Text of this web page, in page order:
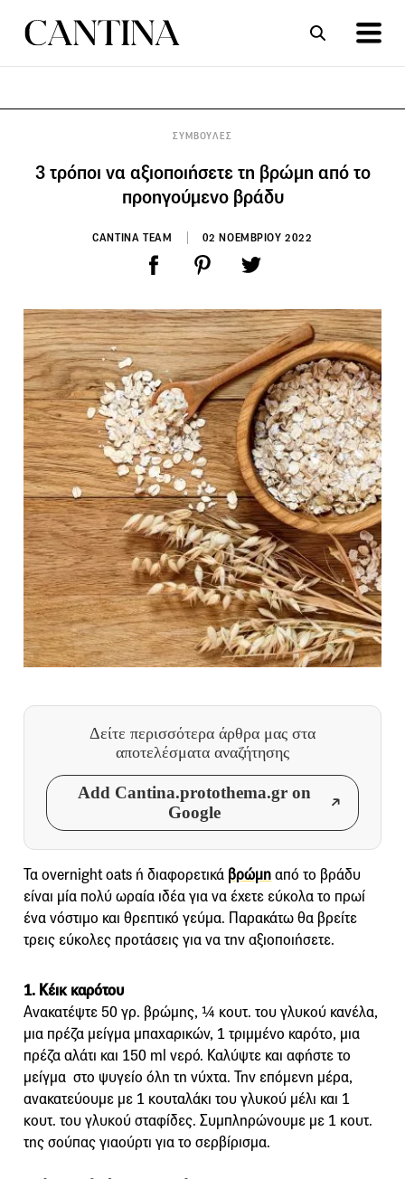
ΣΥΜΒΟΥΛΕΣ
3 τρόποι να αξιοποιήσετε τη βρώμη από το
προηγούμενο βράδυ
CANTINA TEAM 02 ΝΟΕΜΒΡΙΟΥ 2022
Δείτε περισσότερα άρθρα μας στα
αποτελέσματα αναζήτησης
Add Cantina.protothema.gr on
Google
Τα οvernight oats ή διαφορετικά βρώμηαπό το βράδυ
είναι μία πολύ ωραία ιδέα για να έχετε εύκολα το πρωί
ένα νόστιμο και θρεπτικό γεύμα. Παρακάτω θα βρείτε
τρεις εύκολες προτάσεις για να την αξιοποιήσετε.
1. Κέικ καρότου
Ανακατέψτε 50 γρ. βρώμης, ¼ κουτ. του γλυκού κανέλα,
μια πρέζα μείγμα μπαχαρικών, 1 τριμμένο καρότο, μια
πρέζα αλάτι και 150 ml νερό. Καλύψτε και αφήστε το
μείγμα στο ψυγείο όλη τη νύχτα. Την επόμενη μέρα,
ανακατεύουμε με 1 κουταλάκι του γλυκού μέλι και 1
κουτ. του γλυκού σταφίδες. Συμπληρώνουμε με 1 κουτ.
της σούπας γιαούρτι για το σερβίρισμα.